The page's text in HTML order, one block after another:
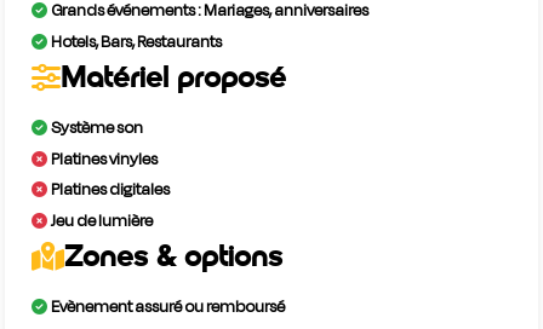
Grands événements : Mariages, anniversaires
Hotels, Bars, Restaurants
Matériel proposé
Système son
Platines vinyles
Platines digitales
Jeu de lumière
Zones & options
Evènement assuré ou remboursé